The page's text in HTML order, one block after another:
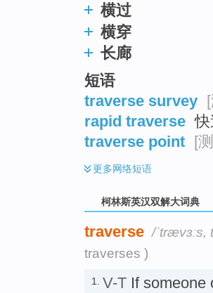
横过
横穿
长廊
短语
traverse survey
rapid traverse 快
traverse point [
更多网络短语
柯林斯英汉双解大词典
traverse /ˈtrævɜːs,
traverses )
1. V-T If someone